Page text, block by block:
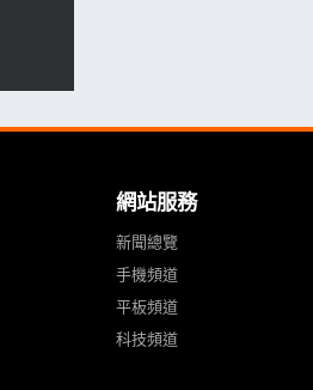
網站服務
新聞總覽
手機頻道
平板頻道
科技頻道